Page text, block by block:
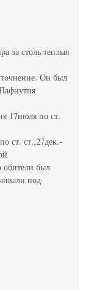
за столь теплыя
Он был
17июля по ст.
ст. ст.,27дек.-
обители был
под